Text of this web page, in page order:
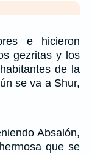
e hicieron
gezritas y los
de la
se va a Shur,
Absalón,
que se